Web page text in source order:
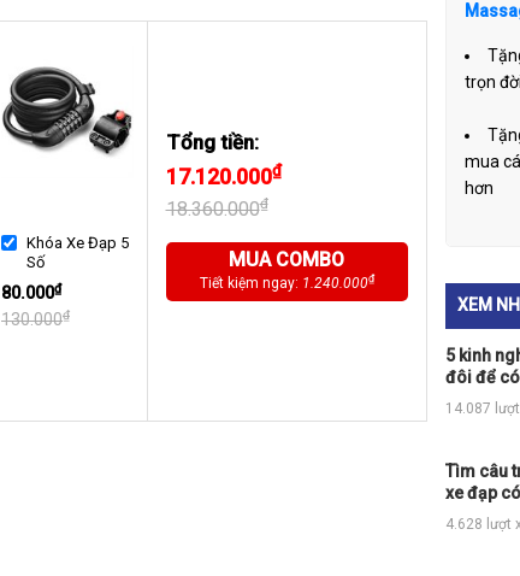
Khóa Xe Đạp 5
Số
80.000₫
130.000₫
Tổng tiền:
17.120.000₫
18.360.000₫
MUA COMBO
Tiết kiệm ngay: 1.240.000₫
trọn
mua
hơn
XEM
5 kinh
đôi để
xe thú vị
14.087
Tìm câu
xe đạp
không?
4.628 lượt